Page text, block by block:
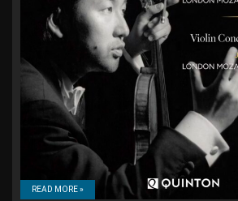
READ MORE »